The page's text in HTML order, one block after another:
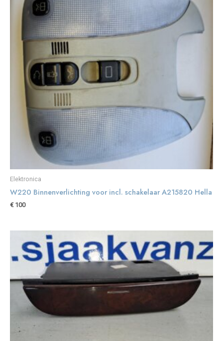
Elektronica
W220 Binnenverlichting voor incl. schakelaar A215820 Hella
€100